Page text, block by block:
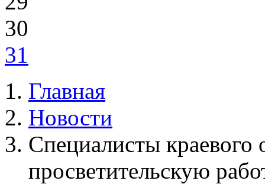
30
31
Главная
Новости
Специалисты краевого
просветительскую